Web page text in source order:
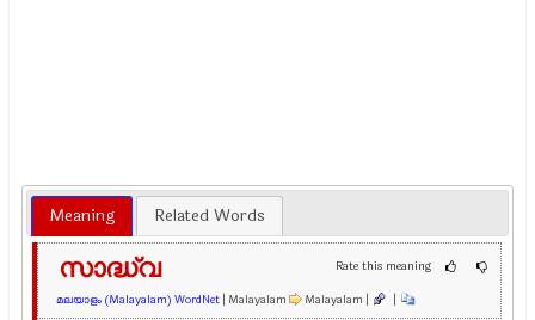
Meaning Related Words
Rate this meaning
സാദ്ധ്വ
മലയാളം (Malayalam) WordNet | Malayalam Malayalam | |